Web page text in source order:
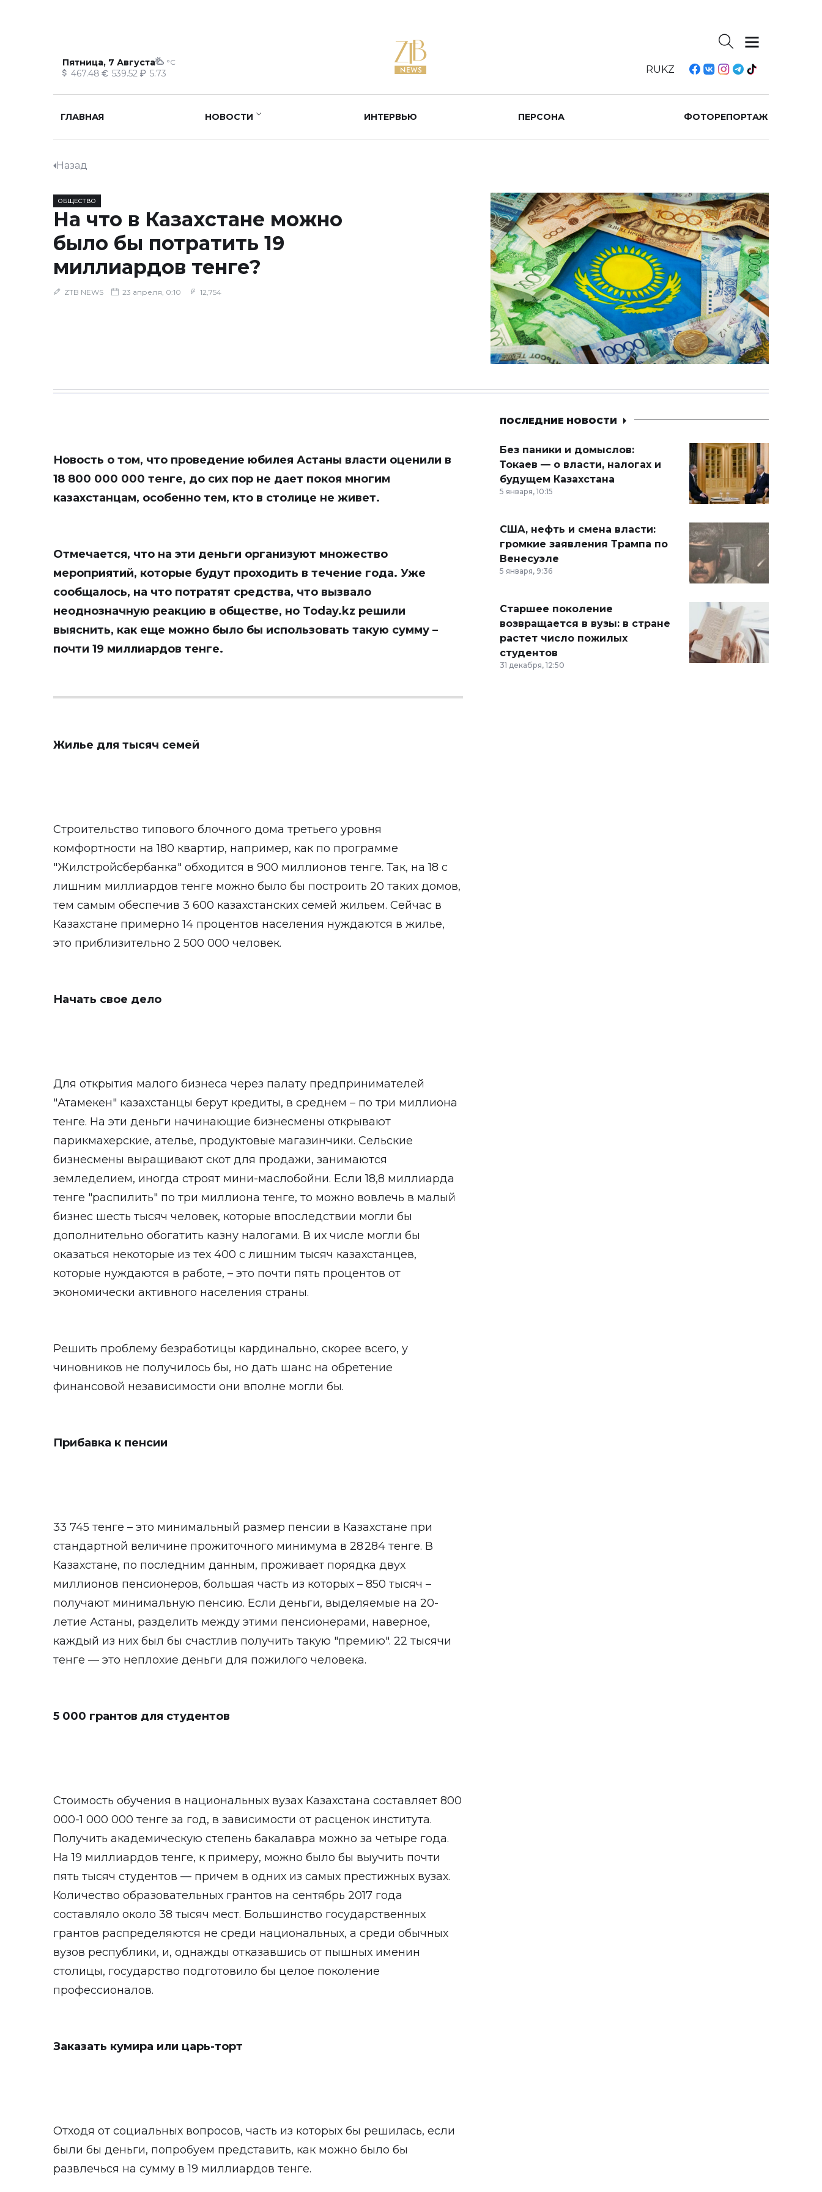
Пятница, 7 Августа °C
467.48 539.52 5.73 RUKZ
ГЛАВНАЯ НОВОСТИ ИНТЕРВЬЮ ПЕРСОНА ФОТОРЕПОРТАЖ
Назад
ОБЩЕСТВО
На что в Казахстане можно
было бы потратить 19
миллиардов тенге?
ZTB NEWS 23 апреля, 0:10 12,754
Новость о том, что проведение юбилея Астаны власти оценили в
18 800 000 000 тенге, до сих пор не дает покоя многим
казахстанцам, особенно тем, кто в столице не живет.
Отмечается, что на эти деньги организуют множество
мероприятий, которые будут проходить в течение года. Уже
сообщалось, на что потратят средства, что вызвало
неоднозначную реакцию в обществе, но Today.kz решили
выяснить, как еще можно было бы использовать такую сумму –
почти 19 миллиардов тенге.
Жилье для тысяч семей
Строительство типового блочного дома третьего уровня
комфортности на 180 квартир, например, как по программе
"Жилстройсбербанка" обходится в 900 миллионов тенге. Так, на 18 с
лишним миллиардов тенге можно было бы построить 20 таких домов,
тем самым обеспечив 3 600 казахстанских семей жильем. Сейчас в
Казахстане примерно 14 процентов населения нуждаются в жилье,
это приблизительно 2 500 000 человек.
Начать свое дело
Для открытия малого бизнеса через палату предпринимателей
"Атамекен" казахстанцы берут кредиты, в среднем – по три миллиона
тенге. На эти деньги начинающие бизнесмены открывают
парикмахерские, ателье, продуктовые магазинчики. Сельские
бизнесмены выращивают скот для продажи, занимаются
земледелием, иногда строят мини-маслобойни. Если 18,8 миллиарда
тенге "распилить" по три миллиона тенге, то можно вовлечь в малый
бизнес шесть тысяч человек, которые впоследствии могли бы
дополнительно обогатить казну налогами. В их числе могли бы
оказаться некоторые из тех 400 с лишним тысяч казахстанцев,
которые нуждаются в работе, – это почти пять процентов от
экономически активного населения страны.
Решить проблему безработицы кардинально, скорее всего, у
чиновников не получилось бы, но дать шанс на обретение
финансовой независимости они вполне могли бы.
Прибавка к пенсии
33 745 тенге – это минимальный размер пенсии в Казахстане при
стандартной величине прожиточного минимума в 28 284 тенге. В
Казахстане, по последним данным, проживает порядка двух
миллионов пенсионеров, большая часть из которых – 850 тысяч –
получают минимальную пенсию. Если деньги, выделяемые на 20-
летие Астаны, разделить между этими пенсионерами, наверное,
каждый из них был бы счастлив получить такую "премию". 22 тысячи
тенге — это неплохие деньги для пожилого человека.
5 000 грантов для студентов
Стоимость обучения в национальных вузах Казахстана составляет 800
000-1 000 000 тенге за год, в зависимости от расценок института.
Получить академическую степень бакалавра можно за четыре года.
На 19 миллиардов тенге, к примеру, можно было бы выучить почти
пять тысяч студентов — причем в одних из самых престижных вузах.
Количество образовательных грантов на сентябрь 2017 года
составляло около 38 тысяч мест. Большинство государственных
грантов распределяются не среди национальных, а среди обычных
вузов республики, и, однажды отказавшись от пышных именин
столицы, государство подготовило бы целое поколение
профессионалов.
Заказать кумира или царь-торт
Отходя от социальных вопросов, часть из которых бы решилась, если
были бы деньги, попробуем представить, как можно было бы
развлечься на сумму в 19 миллиардов тенге.
ПОСЛЕДНИЕ НОВОСТИ
Без паники и домыслов:
Токаев — о власти, налогах и
будущем Казахстана
5 января, 10:15
США, нефть и смена власти:
громкие заявления Трампа по
Венесуэле
5 января, 9:36
Старшее поколение
возвращается в вузы: в стране
растет число пожилых
студентов
31 декабря, 12:50